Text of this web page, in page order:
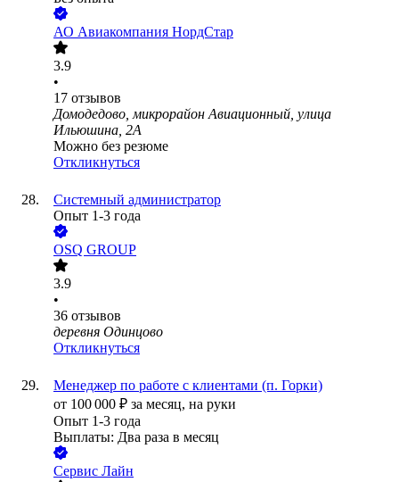
АО Авиакомпания НордСтар
3.9
•
17 отзывов
Домодедово, микрорайон Авиационный, улица
Ильюшина, 2А
Можно без резюме
Откликнуться
Системный администратор
Опыт 1-3 года
OSQ GROUP
3.9
•
36 отзывов
деревня Одинцово
Откликнуться
Менеджер по работе с клиентами (п. Горки)
от 100 000 ₽ за месяц, на руки
Опыт 1-3 года
Выплаты: Два раза в месяц
Сервис Лайн